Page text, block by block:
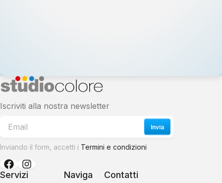
Iscriviti alla nostra newsletter
Invia
Inviando il form, accetti i Termini e condizioni
Servizi Naviga Contatti